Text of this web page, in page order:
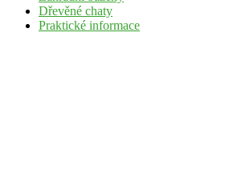
Dřevěné chaty
Praktické informace